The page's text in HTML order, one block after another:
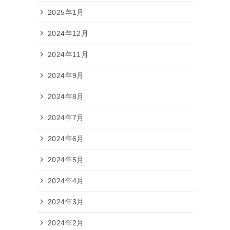
2025年1月
2024年12月
2024年11月
2024年9月
2024年8月
2024年7月
2024年6月
2024年5月
2024年4月
2024年3月
2024年2月